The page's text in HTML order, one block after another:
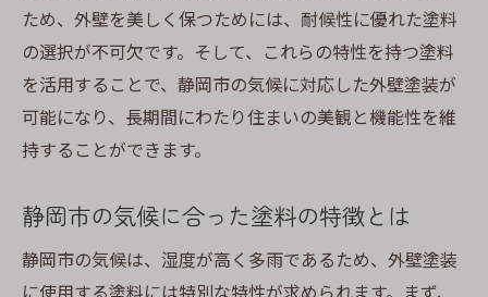
ため、外壁を美しく保つためには、耐候性に優れた塗料
の選択が不可欠です。そして、これらの特性を持つ塗料
を活用することで、静岡市の気候に対応した外壁塗装が
可能になり、長期間にわたり住まいの美観と機能性を維
持することができます。
静岡市の気候に合った塗料の特徴とは
静岡市の気候は、湿度が高く多雨であるため、外壁塗装
に使用する塗料には特別な特性が求められます。まず、